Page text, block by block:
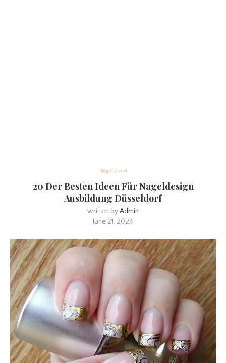
Nagelideen
20 Der Besten Ideen Für Nageldesign
Ausbildung Düsseldorf
written byAdmin
June 21, 2024